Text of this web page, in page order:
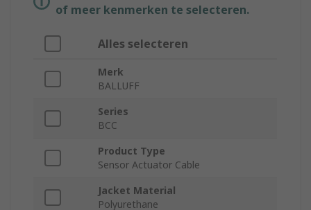
of meer kenmerken te selecteren.
Alles selecteren
Merk
BALLUFF
Series
BCC
Product Type
Sensor Actuator Cable
Jacket Material
Polyurethane